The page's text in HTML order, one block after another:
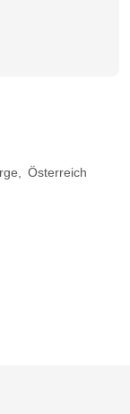
Österreich